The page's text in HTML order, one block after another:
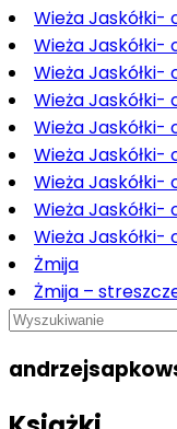
Wieża Jaskółki-
Wieża Jaskółki-
Wieża Jaskółki-
Wieża Jaskółki-
Wieża Jaskółki-
Wieża Jaskółki-
Wieża Jaskółki-
Wieża Jaskółki-
Wieża Jaskółki-
Żmija
Żmija –